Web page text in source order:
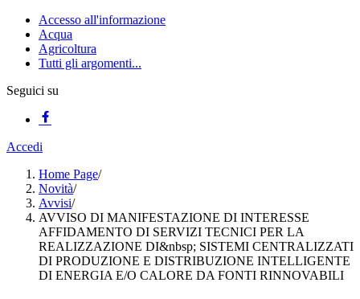
Accesso all'informazione
Acqua
Agricoltura
Tutti gli argomenti...
Seguici su
Accedi
Home Page/
Novità/
Avvisi/
AVVISO DI MANIFESTAZIONE DI INTERESSE
AFFIDAMENTO DI SERVIZI TECNICI PER LA
REALIZZAZIONE DI&nbsp; SISTEMI CENTRALIZZATI
DI PRODUZIONE E DISTRIBUZIONE INTELLIGENTE
DI ENERGIA E/O CALORE DA FONTI RINNOVABILI